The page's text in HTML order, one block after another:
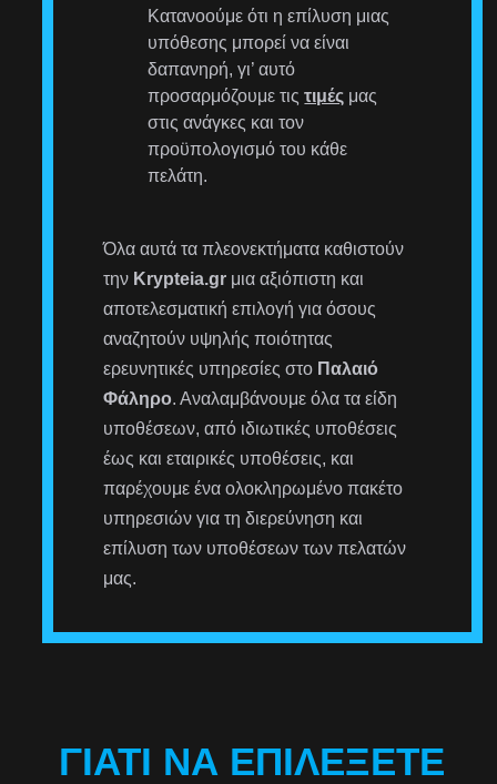
Κατανοούμε ότι η επίλυση μιας
υπόθεσης μπορεί να είναι
δαπανηρή, γι’ αυτό
προσαρμόζουμε τιςτιμές μας
στις ανάγκες και τον
προϋπολογισμό του κάθε
πελάτη.
Όλα αυτά τα πλεονεκτήματα καθιστούν
την Krypteia.gr μια αξιόπιστη και
αποτελεσματική επιλογή για όσους
αναζητούν υψηλής ποιότητας
ερευνητικές υπηρεσίες στο Παλαιό
Φάληρο. Αναλαμβάνουμε όλα τα είδη
υποθέσεων, από ιδιωτικές υποθέσεις
έως και εταιρικές υποθέσεις, και
παρέχουμε ένα ολοκληρωμένο πακέτο
υπηρεσιών για τη διερεύνηση και
επίλυση των υποθέσεων των πελατών
μας.
ΓΙΑΤΊ ΝΑ ΕΠΙΛΈΞΕΤΕ